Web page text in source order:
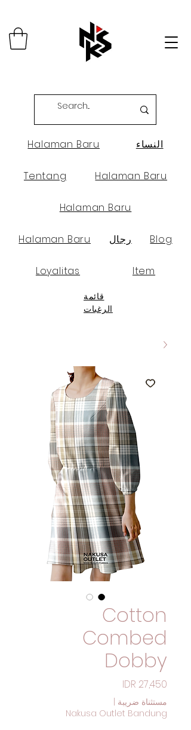
Halaman Baru النساء
Tentang Halaman Baru
Halaman Baru
Halaman Baru رجال Blog
Loyalitas Item
قائمة
الرغبات
Cotton
Combed
Dobby
مستثناة ضريبة
Nakusa Outlet Bandung